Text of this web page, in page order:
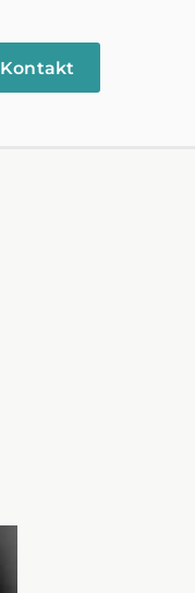
Kontakt